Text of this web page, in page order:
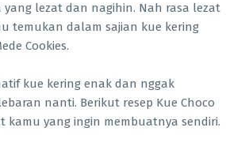
yang lezat dan nagihin. Nah rasa lezat
temukan dalam sajian kue kering
Cookies.
kue kering enak dan nggak
nanti. Berikut resep Kue Choco
kamu yang ingin membuatnya sendiri.